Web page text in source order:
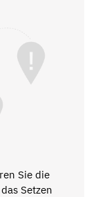
Sie die
Setzen